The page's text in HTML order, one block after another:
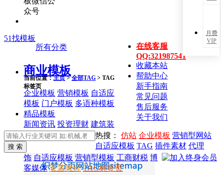
在线客服
QQ:321987541
收藏本站
帮助中心
新手指南
常见问题
售后服务
关于我们
51找模板
热搜： 仿站 企业模板 营销型网站
自适应模板 TAG 插件素材 代理
所有分类
商业模板
企业模板 营销模板 自适应
模板 门户模板 多语种模板
精品模板
新闻资讯 投资理财 建筑装
饰 自适应模板 营销型模板 工商财税 博
客媒体 安装教程 TAG标签页
当前位置：主页>全部TAG > TAG
标签页
月费
VIP